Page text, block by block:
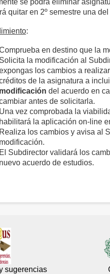
se podrá eliminar
quitar en 2º semestre una del
:
en destino que la
Solicita la modificación al
los cambios a
de la asignatura a
modificación del acuerdo en
antes de solicitarla.
Una vez comprobada la
habilitará la aplicación on-line
Realiza los cambios y avisa al
modificación.
El Subdirector validará los
nuevo acuerdo de estudios.
sugerencias